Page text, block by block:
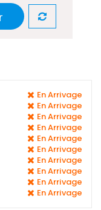
En Arrivage
En Arrivage
En Arrivage
En Arrivage
En Arrivage
En Arrivage
En Arrivage
En Arrivage
En Arrivage
En Arrivage